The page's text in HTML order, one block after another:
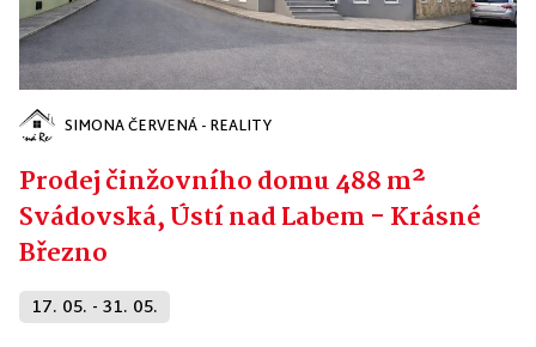
SIMONA ČERVENÁ - REALITY
Prodej činžovního domu 488 m²
Svádovská, Ústí nad Labem - Krásné
Březno
17. 05. - 31. 05.